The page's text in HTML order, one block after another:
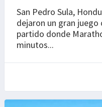
San Pedro Sula,
dejaron un gran juego
partido donde
minutos...